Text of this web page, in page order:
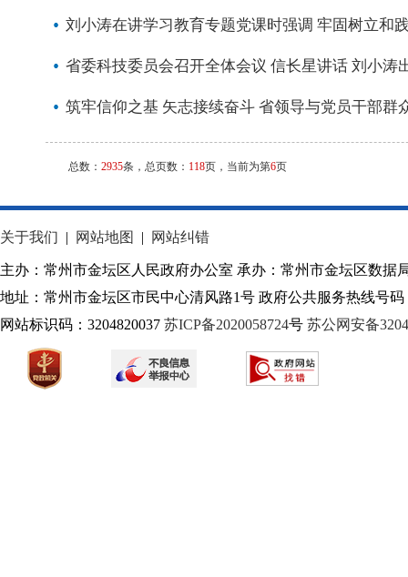
刘小涛在讲学习教育专题党课时强调 牢固树立和
省委科技委员会召开全体会议 信长星讲话 刘小涛
筑牢信仰之基 矢志接续奋斗 省领导与党员干部群
总数： 2935条，总页数： 118页，当前为第6页
关于我们 | 网站地图 | 网站纠错
主办：常州市金坛区人民政府办公室 承办：常州市金坛区数据
地址：常州市金坛区市民中心清风路1号 政府公共服务热线号码
网站标识码：3204820037 苏ICP备2020058724号 苏公网安备